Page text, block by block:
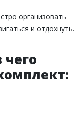
организовать
и отдохнуть.
чего